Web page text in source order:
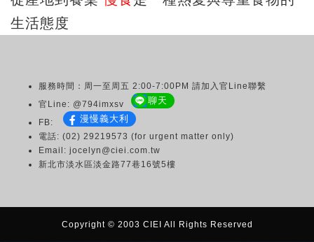
生活態度
服務時間：周一至周五 2:00-7:00PM 請加入官Line聯繫
官Line: @794imxsv
聊天
FB: 漫慢義大利
電話: (02) 29219573 (for urgent matter only)
Email: jocelyn@ciei.com.tw
新北市淡水區淡金路77巷16號5樓
Copyright © 2003 CIEI All Rights Reserved